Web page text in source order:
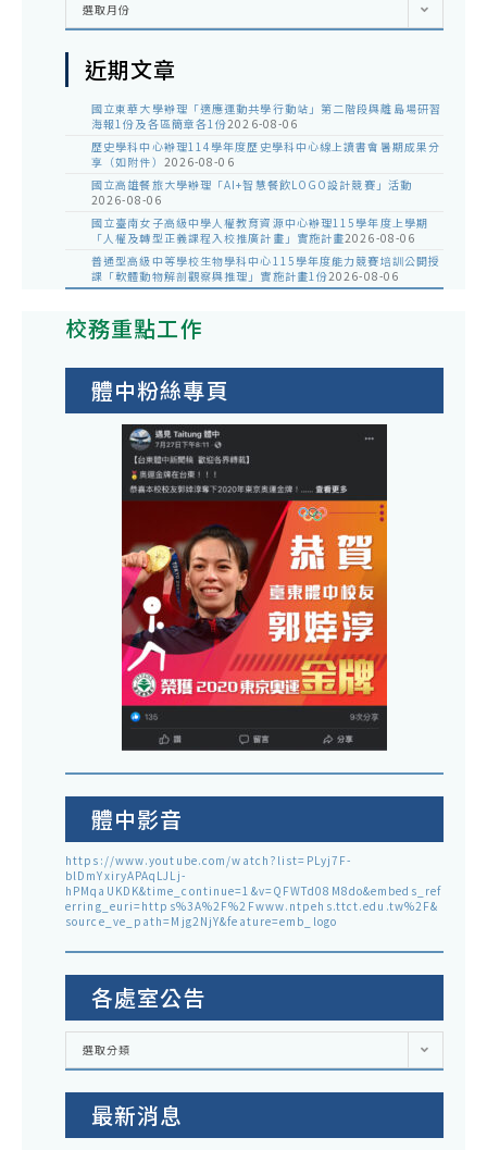
選取月份
近期文章
國立東華大學辦理「適應運動共學行動站」第二階段與離島場研習
海報1份及各區簡章各1份2026-08-06
歷史學科中心辦理114學年度歷史學科中心線上讀書會暑期成果分
享（如附件） 2026-08-06
國立高雄餐旅大學辦理「AI+智慧餐飲LOGO設計競賽」活動
2026-08-06
國立臺南女子高級中學人權教育資源中心辦理115學年度上學期
「人權及轉型正義課程入校推廣計畫」實施計畫2026-08-06
普通型高級中等學校生物學科中心115學年度能力競賽培訓公開授
課「軟體動物解剖觀察與推理」實施計畫1份2026-08-06
校務重點工作
體中粉絲專頁
體中影音
https://www.youtube.com/watch?list=PLyj7F-
blDmYxiryAPAqLJLj-
hPMqaUKDK&time_continue=1&v=QFWTd08M8do&embeds_ref
erring_euri=https%3A%2F%2Fwww.ntpehs.ttct.edu.tw%2F&
source_ve_path=Mjg2NjY&feature=emb_logo
各處室公告
各
室
選取分類
最新消息